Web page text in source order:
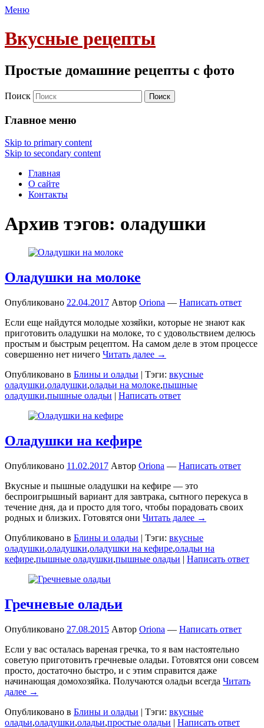
Меню
Вкусные рецепты
Простые домашние рецепты с фото
Поиск
Главное меню
Skip to primary content
Skip to secondary content
Главная
О сайте
Контакты
Архив тэгов: оладушки
Оладушки на молоке
Опубликовано 22.04.2017 Автор Oriona — Написать ответ
Если еще найдутся молодые хозяйки, которые не знают как
приготовить оладушки на молоке, то с удовольствием делюсь
простым и быстрым рецептом. На самом деле в этом процессе
совершенно нет ничего Читать далее →
Опубликовано в Блины и оладьи | Тэги: вкусные
оладушки,оладушки,оладьи на молоке,пышные
оладушки,пышные оладьи | Написать ответ
Оладушки на кефире
Опубликовано 11.02.2017 Автор Oriona — Написать ответ
Вкусные и пышные оладушки на кефире — это
беспроигрышный вариант для завтрака, сытного перекуса в
течение дня, да и просто для того, чтобы порадовать своих
родных и близких. Готовятся они Читать далее →
Опубликовано в Блины и оладьи | Тэги: вкусные
оладушки,оладушки,оладушки на кефире,оладьи на
кефире,пышные оладушки,пышные оладьи | Написать ответ
Гречневые оладьи
Опубликовано 27.08.2015 Автор Oriona — Написать ответ
Если у вас осталась вареная гречка, то я вам настоятельно
советую приготовить гречневые оладьи. Готовятся они совсем
просто, достаточно быстро, и с этим справится даже
начинающая домохозяйка. Получаются оладьи всегда Читать
далее →
Опубликовано в Блины и оладьи | Тэги: вкусные
оладьи,оладушки,оладьи,простые оладьи | Написать ответ